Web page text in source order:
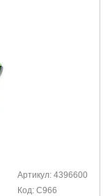
Артикул: 4396600
Код: С966